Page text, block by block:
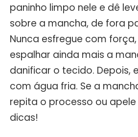
paninho limpo nele e dê
sobre a mancha, de fora
Nunca esfregue com
espalhar ainda mais a
danificar o tecido. Depois,
com água fria. Se a
repita o processo ou
dicas!